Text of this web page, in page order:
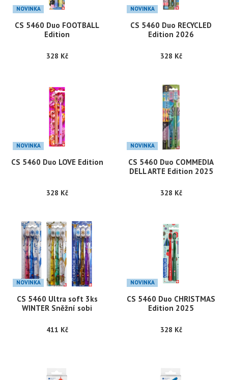
NOVINKA
CS 5460 Duo FOOTBALL
Edition
328 Kč
NOVINKA
CS 5460 Duo RECYCLED
Edition 2026
328 Kč
NOVINKA
CS 5460 Duo LOVE Edition
328 Kč
NOVINKA
CS 5460 Duo COMMEDIA
DELL ARTE Edition 2025
328 Kč
NOVINKA
CS 5460 Ultra soft 3ks
WINTER Sněžní sobi
411 Kč
NOVINKA
CS 5460 Duo CHRISTMAS
Edition 2025
328 Kč